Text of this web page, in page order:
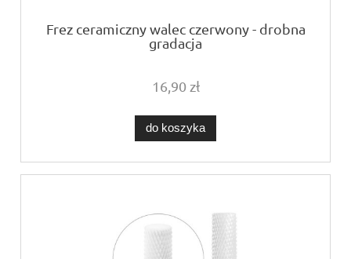
Frez ceramiczny walec czerwony - drobna
gradacja
16,90 zł
do koszyka